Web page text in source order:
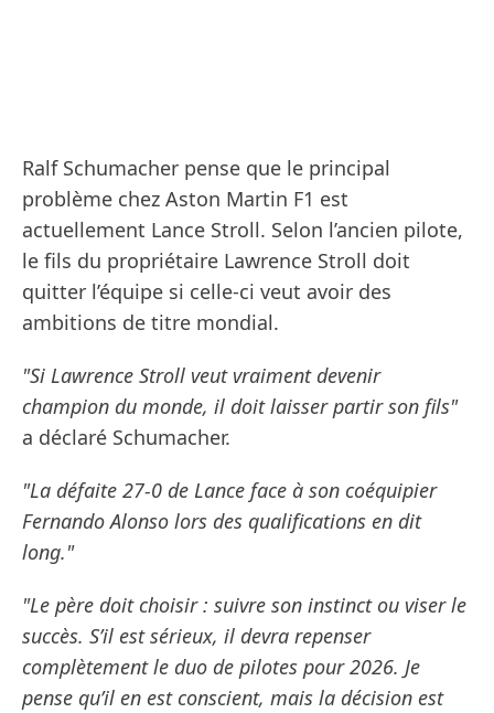
Ralf Schumacher pense que le principal
problème chez Aston Martin F1 est
actuellement Lance Stroll. Selon l’ancien pilote,
le fils du propriétaire Lawrence Stroll doit
quitter l’équipe si celle-ci veut avoir des
ambitions de titre mondial.
"Si Lawrence Stroll veut vraiment devenir
champion du monde, il doit laisser partir son fils"
a déclaré Schumacher.
"La défaite 27-0 de Lance face à son coéquipier
Fernando Alonso lors des qualifications en dit
long."
"Le père doit choisir : suivre son instinct ou viser le
succès. S’il est sérieux, il devra repenser
complètement le duo de pilotes pour 2026. Je
pense qu’il en est conscient, mais la décision est